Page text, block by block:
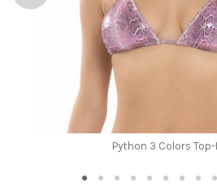
Python 3 Colors